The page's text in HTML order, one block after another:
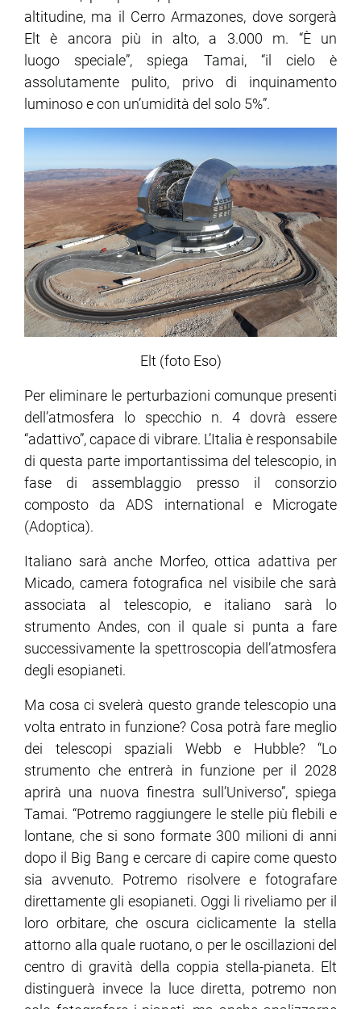
altitudine, ma il Cerro Armazones, dove sorgerà
Elt è ancora più in alto, a 3.000 m. “È un
luogo speciale”, spiega Tamai, “il cielo è
assolutamente pulito, privo di inquinamento
luminoso e con un’umidità del solo 5%”.
Elt (foto Eso)
Per eliminare le perturbazioni comunque presenti
dell’atmosfera lo specchio n. 4 dovrà essere
“adattivo”, capace di vibrare. L’Italia è responsabile
di questa parte importantissima del telescopio, in
fase di assemblaggio presso il consorzio
composto da ADS international e Microgate
(Adoptica).
Italiano sarà anche Morfeo, ottica adattiva per
Micado, camera fotografica nel visibile che sarà
associata al telescopio, e italiano sarà lo
strumento Andes, con il quale si punta a fare
successivamente la spettroscopia dell’atmosfera
degli esopianeti.
Ma cosa ci svelerà questo grande telescopio una
volta entrato in funzione? Cosa potrà fare meglio
dei telescopi spaziali Webb e Hubble? “Lo
strumento che entrerà in funzione per il 2028
aprirà una nuova finestra sull’Universo”, spiega
Tamai. “Potremo raggiungere le stelle più flebili e
lontane, che si sono formate 300 milioni di anni
dopo il Big Bang e cercare di capire come questo
sia avvenuto. Potremo risolvere e fotografare
direttamente gli esopianeti. Oggi li riveliamo per il
loro orbitare, che oscura ciclicamente la stella
attorno alla quale ruotano, o per le oscillazioni del
centro di gravità della coppia stella-pianeta. Elt
distinguerà invece la luce diretta, potremo non